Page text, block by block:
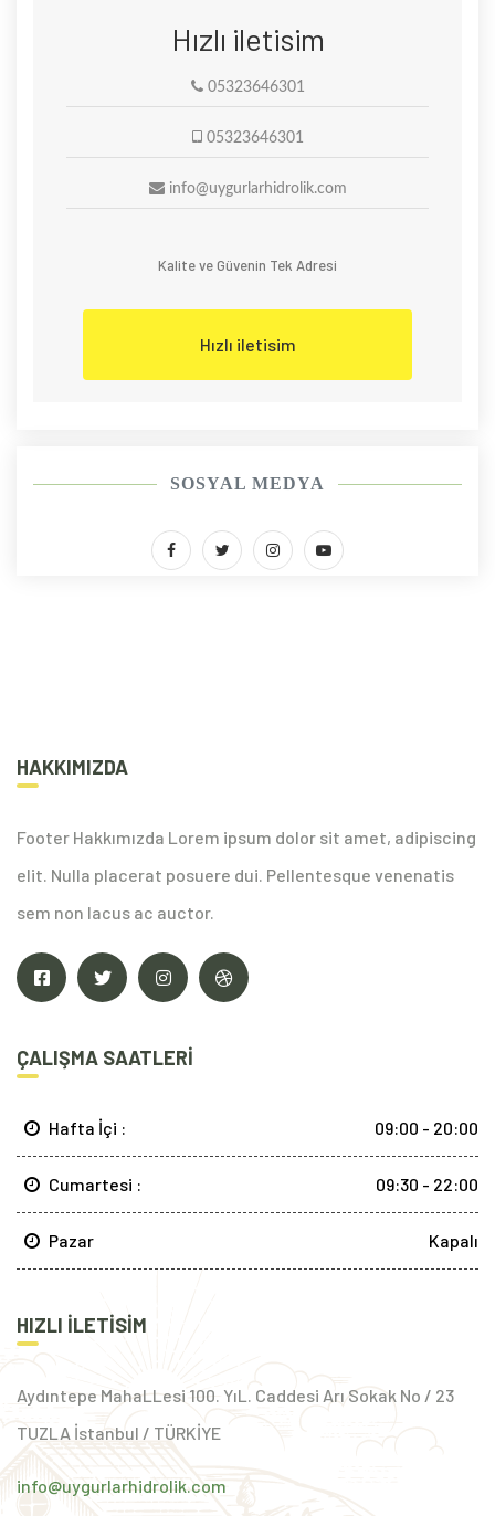
Hızlı iletisim
05323646301
05323646301
info@uygurlarhidrolik.com
Kalite ve Güvenin Tek Adresi
Hızlı iletisim
SOSYAL MEDYA
HAKKIMIZDA
Footer Hakkımızda Lorem ipsum dolor sit amet, adipiscing
elit. Nulla placerat posuere dui. Pellentesque venenatis
sem non lacus ac auctor.
ÇALIŞMA SAATLERI
Hafta İçi : 09:00 - 20:00
Cumartesi : 09:30 - 22:00
Pazar Kapalı
HIZLI ILETISIM
Aydıntepe MahaLLesi 100. YıL. Caddesi Arı Sokak No / 23
TUZLA İstanbul / TÜRKİYE
info@uygurlarhidrolik.com